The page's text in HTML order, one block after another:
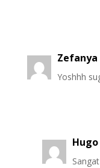
Zefanya
Yoshhh
Hugo